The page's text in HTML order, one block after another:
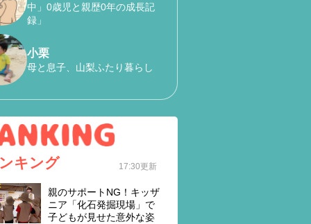
中」0歳児と親歴0年の成長記
録」
小栗
母と息子、山梨ふたり暮らし
キング 17:30更新
親のサポートNG！キッザ
ニア「化石発掘現場」で
子どもが見せた意外な姿